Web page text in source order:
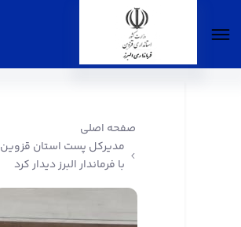
صفحه اصلی
مدیرکل پست استان قزوین
با فرماندار البرز دیدار کرد